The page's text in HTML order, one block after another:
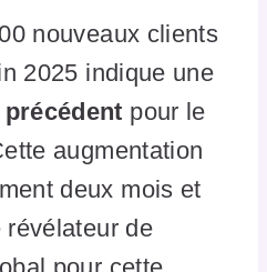
nouveaux clients
2025 indique une
pour le
augmentation
deux mois et
révélateur de